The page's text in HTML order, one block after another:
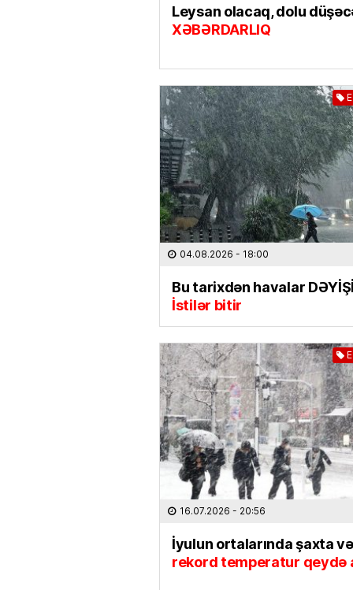
Leysan olacaq, dolu
XƏBƏRDARLIQ
04.08.2026 - 18:00
Bu tarixdən havalar
İstilər bitir
16.07.2026 - 20:56
İyulun ortalarında şaxta
rekord temperatur qeydə